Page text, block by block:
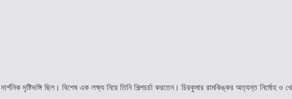
দৃষ্টিভঙ্গি ছিল। বিশেষ এক লক্ষ্য নিয়ে তিনি শিল্পচর্চা করতেন। চিরকুমার রামকিঙ্কর অত্যন্ত নির্মোহ ও